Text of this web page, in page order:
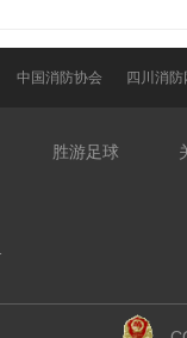
中国消防协会 四川消防
胜游足球